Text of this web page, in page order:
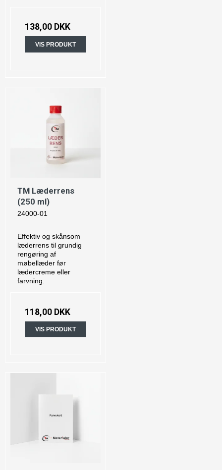
138,00 DKK
VIS PRODUKT
TM Læderrens
(250 ml)
24000-01
Effektiv og skånsom
læderrens til grundig
rengøring af
møbellæder før
lædercreme eller
farvning.
118,00 DKK
VIS PRODUKT